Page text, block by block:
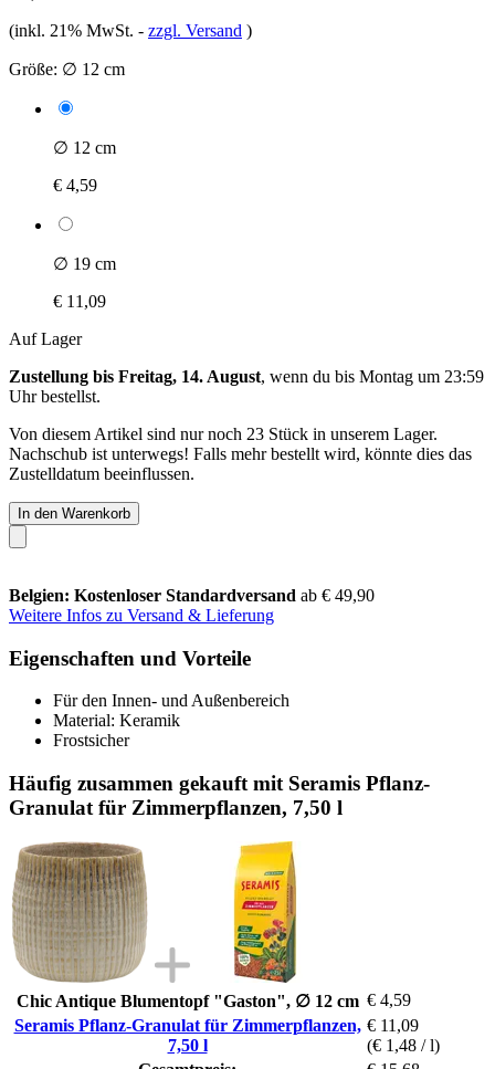
(inkl. 21% MwSt. - zzgl. Versand )
Größe: ∅ 12 cm
∅ 12 cm
€ 4,59
∅ 19 cm
€ 11,09
Auf Lager
Zustellung bis Freitag, 14. August, wenn du bis Montag um 23:59
Uhrbestellst.
Von diesem Artikel sind nur noch 23 Stück in unserem Lager.
Nachschub ist unterwegs! Falls mehr bestellt wird, könnte dies das
Zustelldatum beeinflussen.
In den Warenkorb
Belgien: Kostenloser Standardversand ab € 49,90
Weitere Infos zu Versand & Lieferung
Eigenschaften und Vorteile
Für den Innen- und Außenbereich
Material: Keramik
Frostsicher
Häufig zusammen gekauft mit Seramis Pflanz-
Granulat für Zimmerpflanzen, 7,50 l
Chic Antique Blumentopf "Gaston", ∅ 12 cm € 4,59
Seramis Pflanz-Granulat für Zimmerpflanzen,
7,50 l
€ 11,09
(€ 1,48 / l)